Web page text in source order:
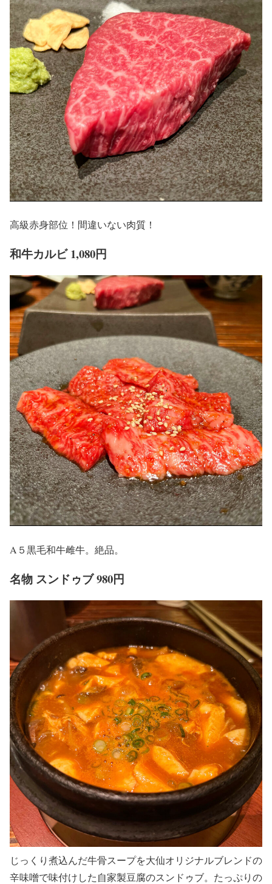
高級赤身部位！間違いない肉質！
和牛カルビ 1,080円
A５黒毛和牛雌牛。絶品。
名物 スンドゥブ 980円
じっくり煮込んだ牛骨スープを大仙オリジナルブレンドの
辛味噌で味付けした自家製豆腐のスンドゥブ。たっぷりの